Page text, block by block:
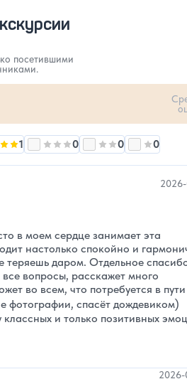
местные вкусняшки. Я здесь,
путешествие, которое
посетившими
количество звезд:4
1 Оценка, количество звезд:
0 Оценка,
0 Оценка,
0
звезд:
в моем сердце занимает эта
настолько спокойно и
теряешь даром. Отдельное
вопросы, расскажет много
во всем, что потребуется в
фотографии, спасёт дождевиком)
классных и только позитивных
2026-